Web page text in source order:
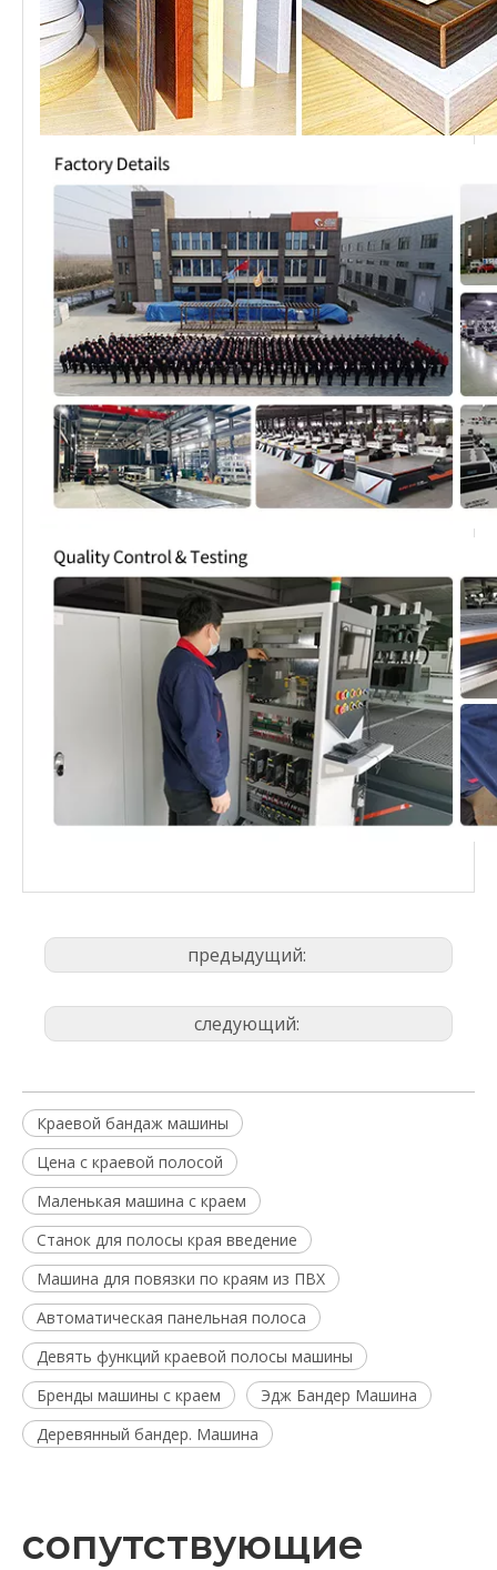
предыдущий:
следующий:
Краевой бандаж машины
Цена с краевой полосой
Маленькая машина с краем
Станок для полосы края введение
Машина для повязки по краям из ПВХ
Автоматическая панельная полоса
Девять функций краевой полосы машины
Бренды машины с краем
Эдж Бандер Машина
Деревянный бандер. Машина
сопутствующие